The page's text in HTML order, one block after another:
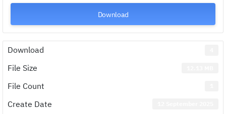
Download
Download
File Size
File Count
Create Date